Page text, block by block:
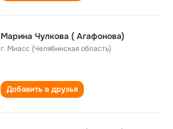
Mарина Чулкова ( Агафонова)
г. Миасс (Челябинская область)
Добавить в друзья